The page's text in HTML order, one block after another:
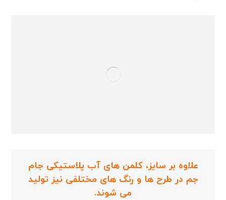
علاوه بر سایز، کلمن‌ های آب پلاستیکی جام
جم در طرح‌ ها و رنگ‌ های مختلفی نیز تولید
می‌ شوند.